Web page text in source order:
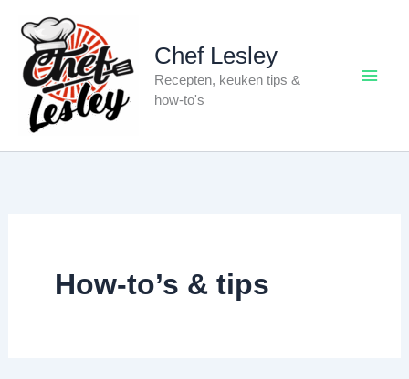
naar
inhoud
Chef Lesley
Recepten, keuken tips &
how-to's
How-to’s & tips